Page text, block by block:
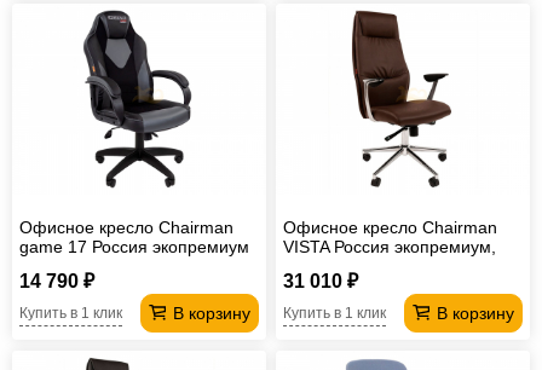
Офисное кресло Chairman
game 17 Россия экопремиум
14 790 ₽
В корзину
Купить в 1 клик
Офисное кресло Chairman
VISTA Россия экопремиум,
31 010 ₽
В корзину
Купить в 1 клик